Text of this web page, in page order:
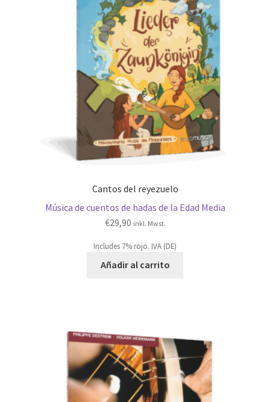
Cantos del reyezuelo
Música de cuentos de hadas de la Edad Media
€29,90 inkl. Mwst.
Includes 7% rojo. IVA (DE)
Añadir al carrito